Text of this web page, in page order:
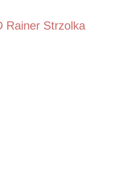
Rainer Strzolka